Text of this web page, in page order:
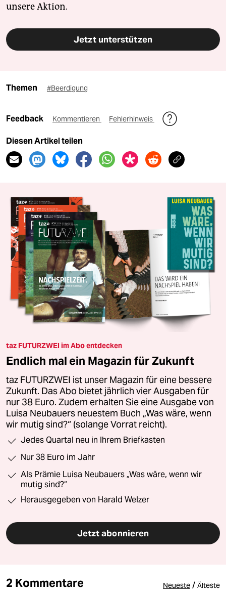
unsere Aktion.
Jetzt unterstützen
Themen #Beerdigung
Feedback Kommentieren Fehlerhinweis
Diesen Artikel teilen
taz FUTURZWEI im Abo entdecken
Endlich mal ein Magazin für Zukunft
taz FUTURZWEI ist unser Magazin für eine bessere
Zukunft. Das Abo bietet jährlich vier Ausgaben für
nur 38 Euro. Zudem erhalten Sie eine Ausgabe von
Luisa Neubauers neuestem Buch „Was wäre, wenn
wir mutig sind?“ (solange Vorrat reicht).
Jedes Quartal neu in Ihrem Briefkasten
Nur 38 Euro im Jahr
Als Prämie Luisa Neubauers „Was wäre, wenn wir
mutig sind?“
Herausgegeben von Harald Welzer
Jetzt abonnieren
2 Kommentare Neueste / Älteste